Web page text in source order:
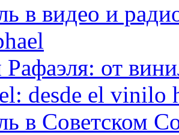
в видео и
от
desde el vinilo
в Советском